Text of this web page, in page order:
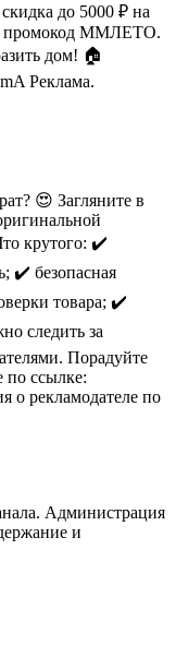
до 5000 ₽ на
промокод ММЛЕТО.
дом! 🏠
Реклама.
😍 Загляните в
крутого: ✔️
✔️ безопасная
товара; ✔️
следить за
Порадуйте
ссылке:
о рекламодателе по
Администрация
и